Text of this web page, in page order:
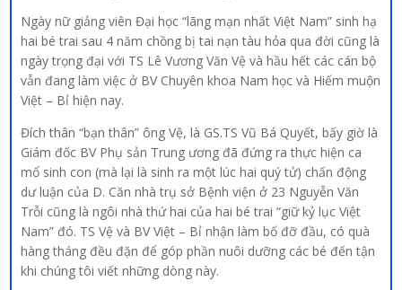
Ngày nữ giảng viên Đại học “lãng mạn nhất Việt Nam” sinh hạ
hai bé trai sau 4 năm chồng bị tai nạn tàu hỏa qua đời cũng là
ngày trọng đại với TS Lê Vương Văn Vệ và hầu hết các cán bộ
vẫn đang làm việc ở BV Chuyên khoa Nam học và Hiếm muộn
Việt – Bỉ hiện nay.
Đích thân “bạn thân” ông Vệ, là GS.TS Vũ Bá Quyết, bấy giờ là
Giám đốc BV Phụ sản Trung ương đã đứng ra thực hiện ca
mổ sinh con (mà lại là sinh ra một lúc hai quý tử) chấn động
dư luận của D. Căn nhà trụ sở Bệnh viện ở 23 Nguyễn Văn
Trỗi cũng là ngôi nhà thứ hai của hai bé trai “giữ kỷ lục Việt
Nam” đó. TS Vệ và BV Việt – Bỉ nhận làm bố đỡ đầu, có quà
hàng tháng đều đặn để góp phần nuôi dưỡng các bé đến tận
khi chúng tôi viết những dòng này.